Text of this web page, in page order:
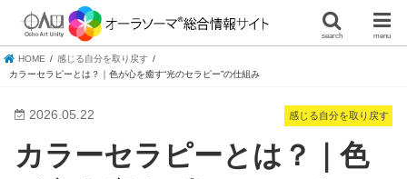
search menu
HOME
感じる自分を取り戻す
カラーセラピーとは？｜色が心を癒す“光のセラピー”の仕組み
感じる自分を取り戻す
2026.05.22
カラーセラピーとは？｜色